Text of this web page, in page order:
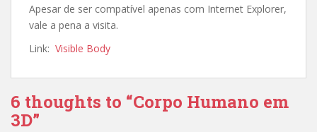
Apesar de ser compatível apenas com Internet Explorer,
vale a pena a visita.
Link: Visible Body
6 thoughts to “Corpo Humano em
3D”